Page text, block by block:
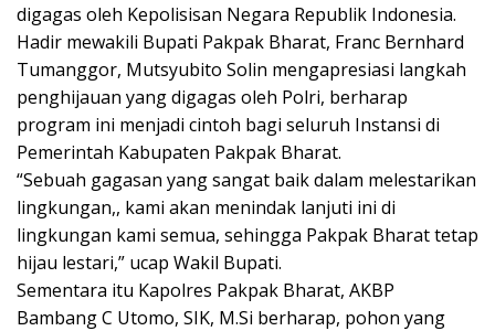
digagas oleh Kepolisisan Negara Republik Indonesia.
Hadir mewakili Bupati Pakpak Bharat, Franc Bernhard
Tumanggor, Mutsyubito Solin mengapresiasi langkah
penghijauan yang digagas oleh Polri, berharap
program ini menjadi cintoh bagi seluruh Instansi di
Pemerintah Kabupaten Pakpak Bharat.
“Sebuah gagasan yang sangat baik dalam melestarikan
lingkungan,, kami akan menindak lanjuti ini di
lingkungan kami semua, sehingga Pakpak Bharat tetap
hijau lestari,” ucap Wakil Bupati.
Sementara itu Kapolres Pakpak Bharat, AKBP
Bambang C Utomo, SIK, M.Si berharap, pohon yang